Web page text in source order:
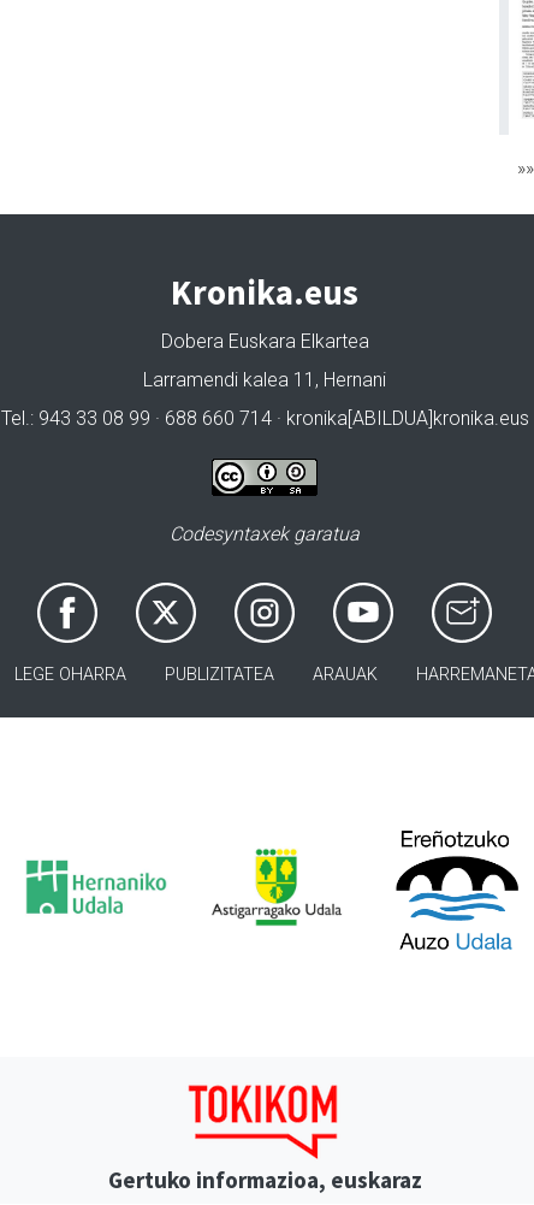
»»
Kronika.eus
Dobera Euskara Elkartea
Larramendi kalea 11, Hernani
Tel.: 943 33 08 99 · 688 660 714 · kronika[ABILDUA]kronika.eus
Codesyntaxek garatua
LEGE OHARRA PUBLIZITATEA ARAUAK
Gertuko informazioa, euskaraz